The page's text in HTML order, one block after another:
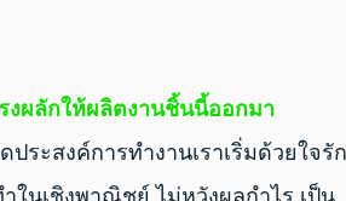
งผลักให้ผลิตงานชิ้นนี้ออกมา